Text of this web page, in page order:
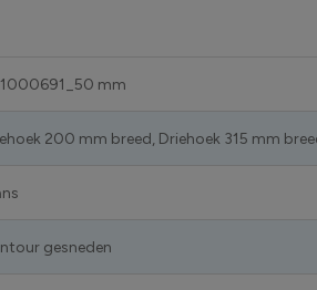
mm
200 mm breed, Driehoek 315 mm
gesneden